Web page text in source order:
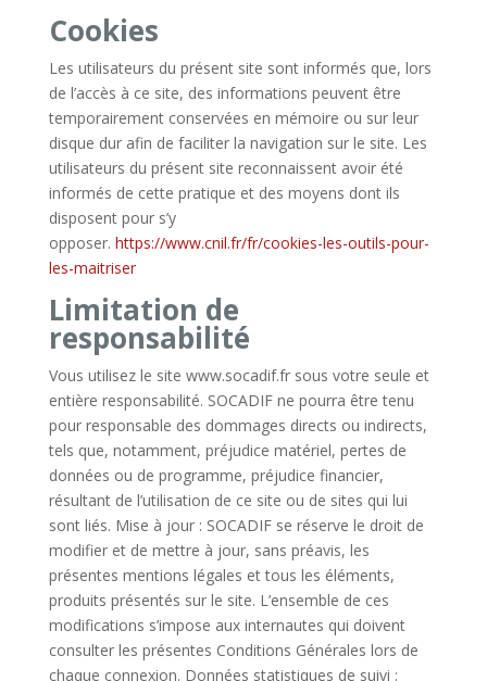
Cookies
Les utilisateurs du présent site sont informés que, lors
de l’accès à ce site, des informations peuvent être
temporairement conservées en mémoire ou sur leur
disque dur afin de faciliter la navigation sur le site. Les
utilisateurs du présent site reconnaissent avoir été
informés de cette pratique et des moyens dont ils
disposent pour s’y
opposer. https://www.cnil.fr/fr/cookies-les-outils-pour-
les-maitriser
Limitation de
responsabilité
Vous utilisez le site www.socadif.fr sous votre seule et
entière responsabilité. SOCADIF ne pourra être tenu
pour responsable des dommages directs ou indirects,
tels que, notamment, préjudice matériel, pertes de
données ou de programme, préjudice financier,
résultant de l’utilisation de ce site ou de sites qui lui
sont liés. Mise à jour : SOCADIF se réserve le droit de
modifier et de mettre à jour, sans préavis, les
présentes mentions légales et tous les éléments,
produits présentés sur le site. L’ensemble de ces
modifications s’impose aux internautes qui doivent
consulter les présentes Conditions Générales lors de
chaque connexion. Données statistiques de suivi :